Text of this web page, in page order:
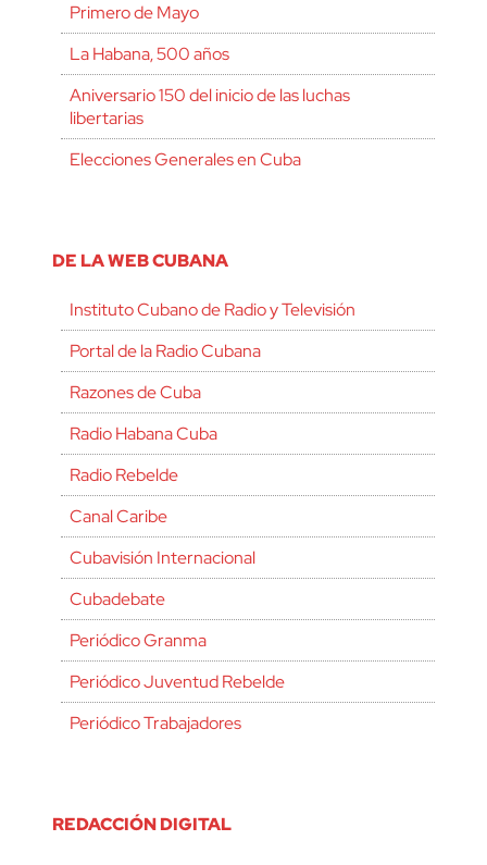
Primero de Mayo
La Habana, 500 años
Aniversario 150 del inicio de las luchas
libertarias
Elecciones Generales en Cuba
DE LA WEB CUBANA
Instituto Cubano de Radio y Televisión
Portal de la Radio Cubana
Razones de Cuba
Radio Habana Cuba
Radio Rebelde
Canal Caribe
Cubavisión Internacional
Cubadebate
Periódico Granma
Periódico Juventud Rebelde
Periódico Trabajadores
REDACCIÓN DIGITAL